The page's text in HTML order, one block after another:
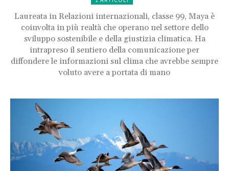
Laureata in Relazioni internazionali, classe 99, Maya è
coinvolta in più realtà che operano nel settore dello
sviluppo sostenibile e della giustizia climatica. Ha
intrapreso il sentiero della comunicazione per
diffondere le informazioni sul clima che avrebbe sempre
voluto avere a portata di mano